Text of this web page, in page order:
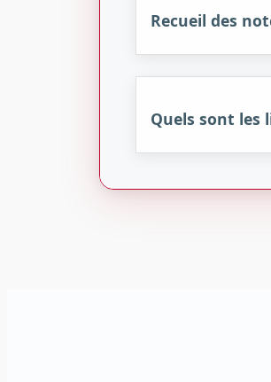
Recueil des
Quels sont les